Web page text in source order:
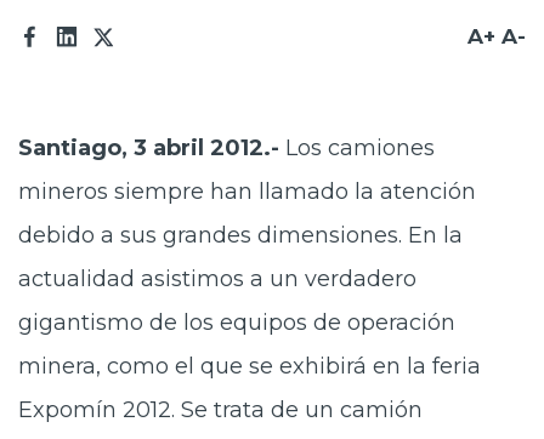
Innovación
Prensa
Trabaja en Codelco
Transparencia activa
Proveedores
Acceso trabajadores/as
A+ A-
Santiago, 3 abril 2012.- Los camiones
mineros siempre han llamado la atención
debido a sus grandes dimensiones. En la
actualidad asistimos a un verdadero
gigantismo de los equipos de operación
minera, como el que se exhibirá en la feria
Expomín 2012. Se trata de un camión